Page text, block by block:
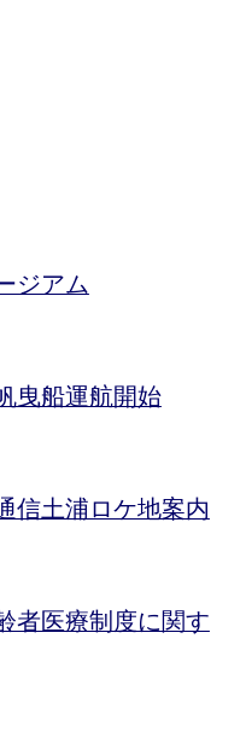
ジアム
曳船運航開始
信土浦ロケ地案内
者医療制度に関す